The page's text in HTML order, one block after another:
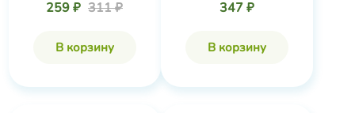
259 ₽ 311 ₽
В корзину
347 ₽
В корзину